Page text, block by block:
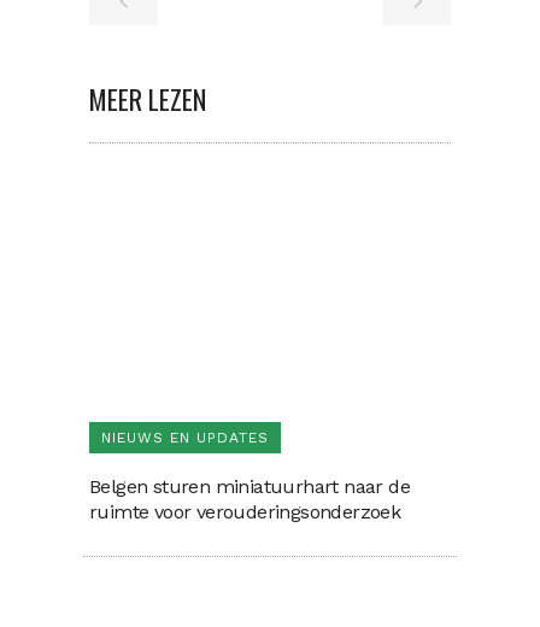
MEER LEZEN
NIEUWS EN UPDATES
Belgen sturen miniatuurhart naar de
ruimte voor verouderingsonderzoek